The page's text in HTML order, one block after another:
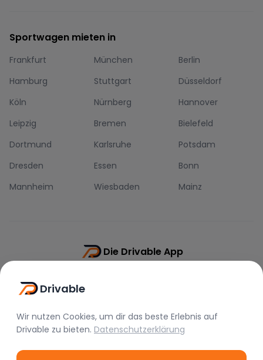
Sportwagen mieten in
Frankfurt München
Berlin
Hamburg
Stuttgart
Düsseldorf
Köln
Nürnberg
Hannover
Leipzig
Bremen
Bielefeld
Dortmund
Karlsruhe
Potsdam
Dresden
Essen
Bonn
Mannheim
Wiesbaden Mainz
Die Drivable App
Drivable
Wir nutzen Cookies, um dir das beste Erlebnis auf
Drivable zu bieten. Datenschutzerklärung